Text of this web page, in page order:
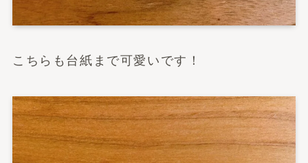
こちらも台紙まで可愛いです！